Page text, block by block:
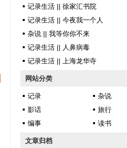
记录生活 || 徐家汇书院
记录生活 || 今夜我一个人
杂说 || 我等你你不来
记录生活 || 人鼻病毒
记录生活 || 上海龙华寺
网站分类
记录
杂说
影话
旅行
编事
读书
文章归档